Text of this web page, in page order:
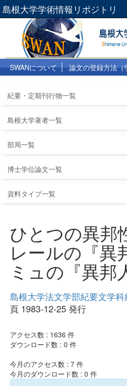
島根大学学術情報リポジトリ
SWANについて 論文の登録方法（
紀要・定期刊行物一覧
島根大学著者一覧
部局一覧
博士学位論文一覧
資料タイプ一覧
ひとつの異邦
レールの『異
ミュの『異邦
島根大学法文学部紀要文学
頁 1983-12-25 発行
アクセス数 : 1636 件
ダウンロード数 : 0 件
今月のアクセス数 : 7 件
今月のダウンロード数 : 0 件